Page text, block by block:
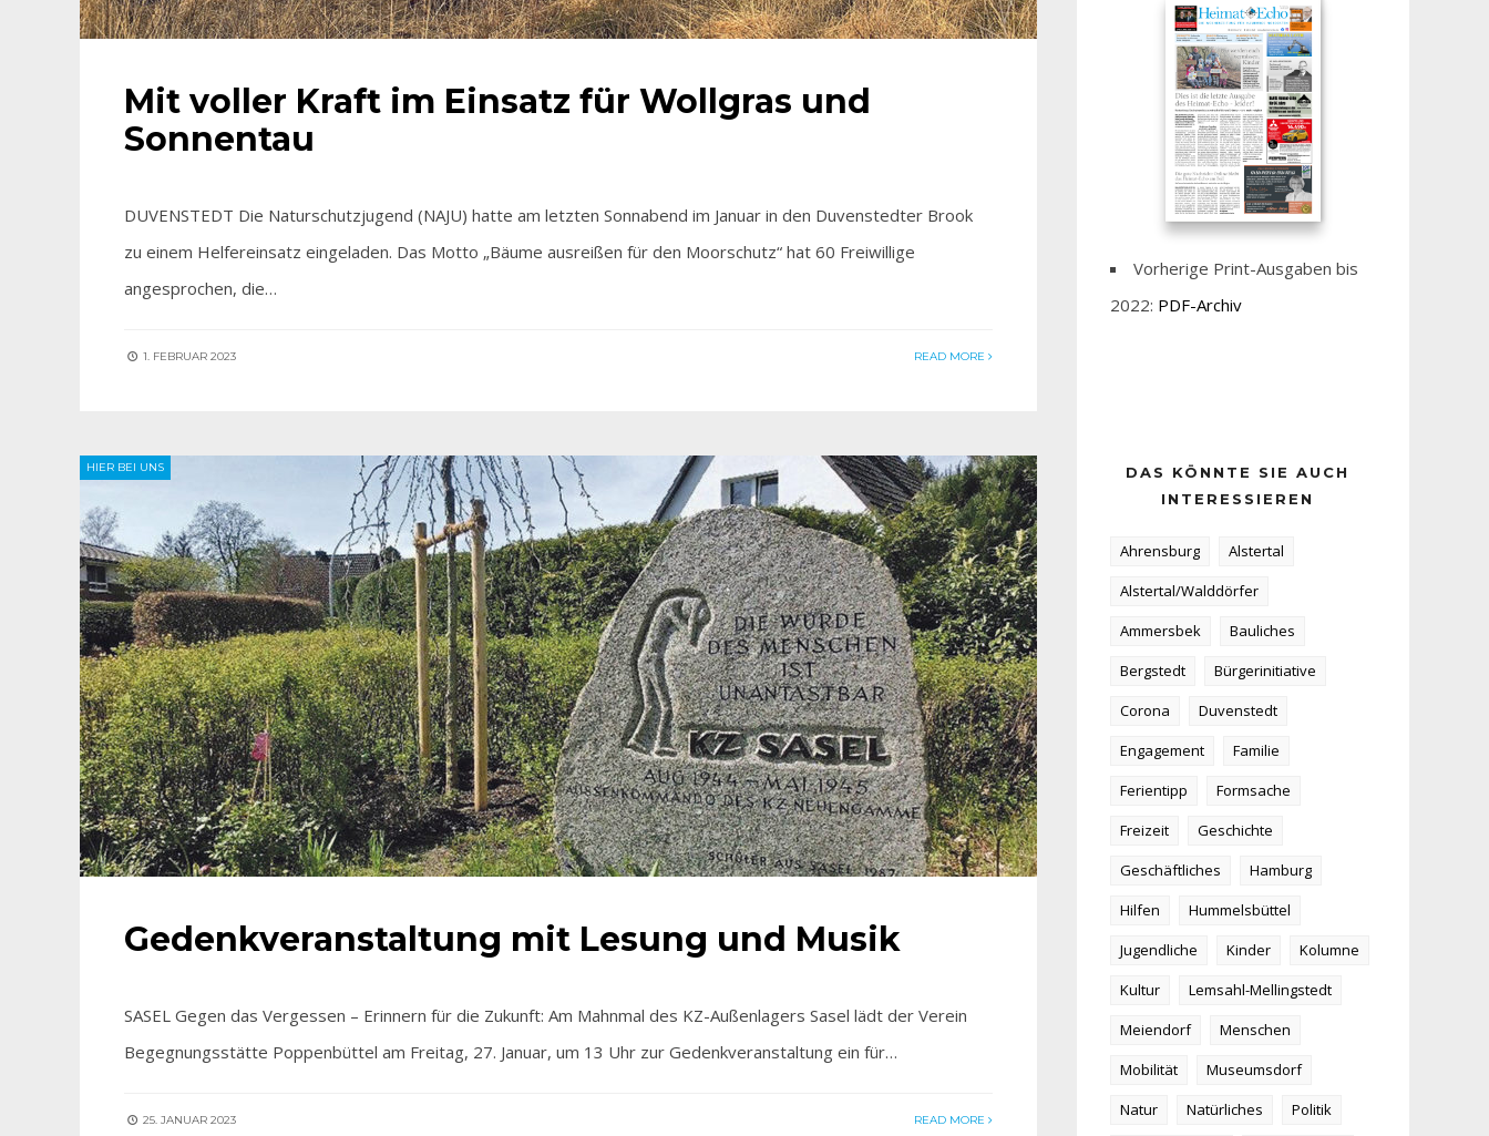
Mit voller Kraft im Einsatz für Wollgras und
Sonnentau
DUVENSTEDT Die Naturschutzjugend (NAJU) hatte am letzten Sonnabend im Januar in den Duvenstedter Brook
zu einem Helfereinsatz eingeladen. Das Motto „Bäume ausreißen für den Moorschutz“ hat 60 Freiwillige
angesprochen, die…
1. FEBRUAR 2023 READ MORE
HIER BEI UNS
Gedenkveranstaltung mit Lesung und Musik
SASEL Gegen das Vergessen – Erinnern für die Zukunft: Am Mahnmal des KZ-Außenlagers Sasel lädt der Verein
Begegnungsstätte Poppenbüttel am Freitag, 27. Januar, um 13 Uhr zur Gedenkveranstaltung ein für…
25. JANUAR 2023 READ MORE
Vorherige Print-Ausgaben bis
2022: PDF-Archiv
DAS KÖNNTE SIE AUCH
INTERESSIEREN
Ahrensburg
Alstertal
Alstertal/Walddörfer
Ammersbek
Bauliches
Bergstedt
Bürgerinitiative
Corona
Duvenstedt
Engagement
Familie
Ferientipp
Formsache
Freizeit
Geschichte
Geschäftliches
Hamburg
Hilfen
Hummelsbüttel
Jugendliche
Kinder
Kolumne
Kultur
Lemsahl-Mellingstedt
Meiendorf
Menschen
Mobilität
Museumsdorf
Natur
Natürliches
Politik